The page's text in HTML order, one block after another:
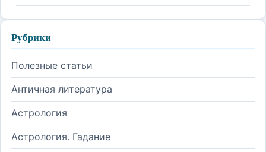
Рубрики
Полезные статьи
Античная литература
Астрология
Астрология. Гадание